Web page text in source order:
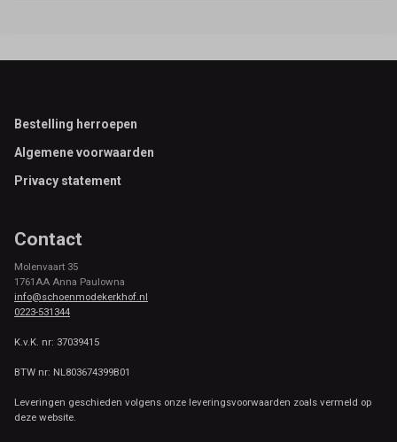
Footer
Bestelling herroepen
Algemene voorwaarden
Privacy statement
Contact
Molenvaart 35
1761AA Anna Paulowna
info@schoenmodekerkhof.nl
0223-531344
K.v.K. nr: 37039415
BTW nr: NL803674399B01
Leveringen geschieden volgens onze leveringsvoorwaarden zoals vermeld op
deze website.